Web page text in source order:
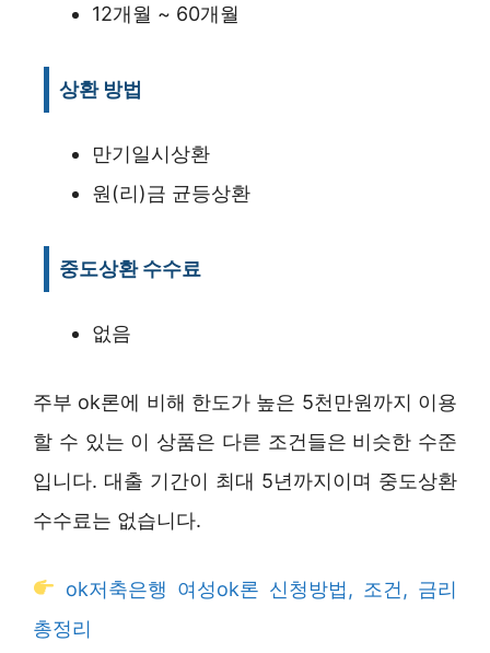
12개월 ~ 60개월
상환 방법
만기일시상환
원(리)금 균등상환
중도상환 수수료
없음
주부 ok론에 비해 한도가 높은 5천만원까지 이용
할 수 있는 이 상품은 다른 조건들은 비슷한 수준
입니다. 대출 기간이 최대 5년까지이며 중도상환
수수료는 없습니다.
ok저축은행 여성ok론 신청방법, 조건, 금리
총정리